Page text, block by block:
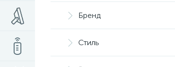
Бренд
Стиль